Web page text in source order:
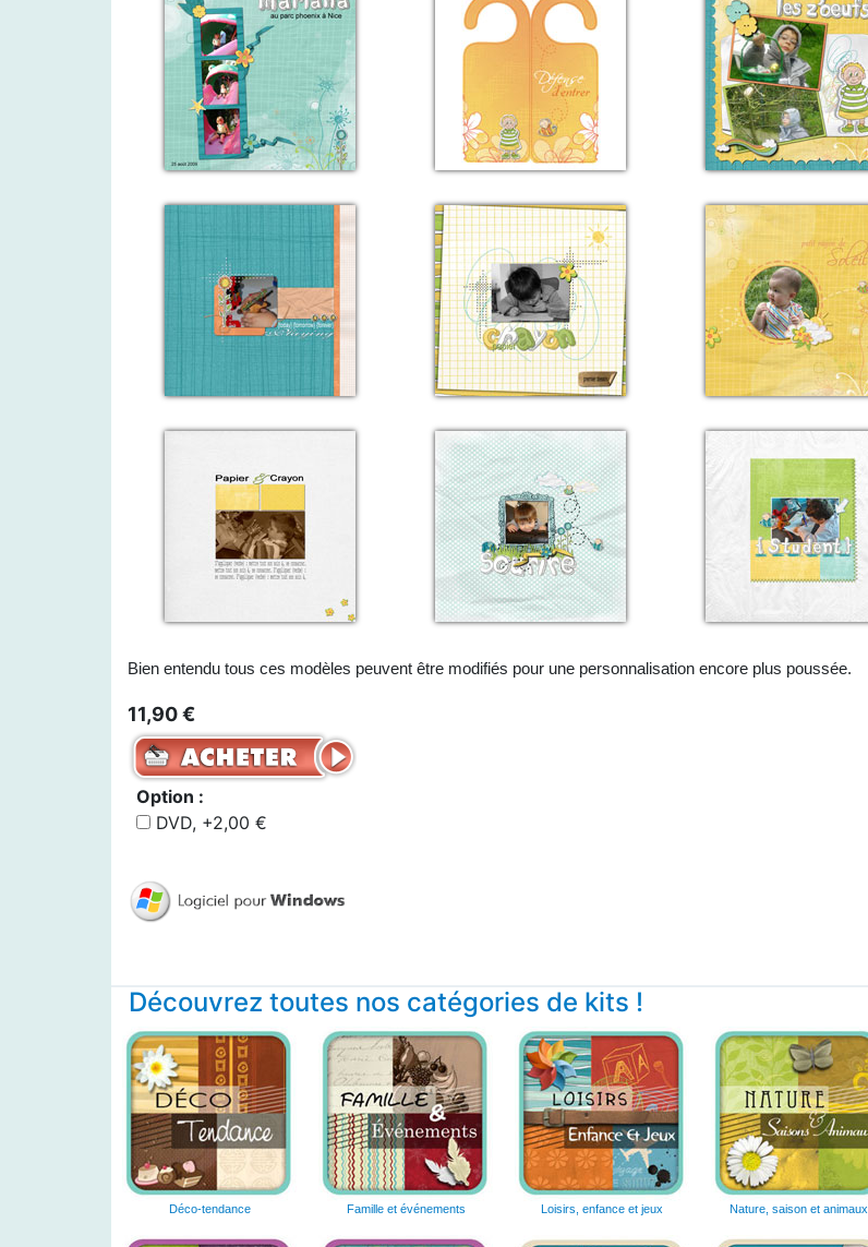
Bien entendu tous ces modèles peuvent être modifiés pour une personnalisation encore plus poussée.
11,90 €
Option :
DVD, +2,00 €
Découvrez toutes nos catégories de kits !
Déco-tendance Famille et événements Loisirs, enfance et jeux Nature, saison et animaux